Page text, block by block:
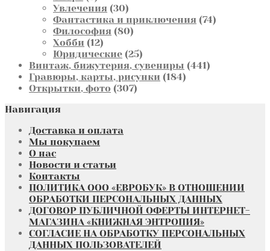
товара
Увлечения 3030
товаров
Фантастика и приключения 7474
Философия 8080
Хобби 1212
товаров
Юридические 2525
товаров
Винтаж, бижутерия, сувениры 441441
Гравюры, карты, рисунки 184184
Открытки, фото 307307
Навигация
Доставка и оплата
Мы покупаем
О нас
Новости и статьи
Контакты
ПОЛИТИКА ООО «ЕВРОБУК» В ОТНОШЕНИИ
ОБРАБОТКИ ПЕРСОНАЛЬНЫХ ДАННЫХ
ДОГОВОР ПУБЛИЧНОЙ ОФЕРТЫ ИНТЕРНЕТ-
МАГАЗИНА «КНИЖНАЯ ЭНТРОПИЯ»
СОГЛАСИЕ НА ОБРАБОТКУ ПЕРСОНАЛЬНЫХ
ДАННЫХ ПОЛЬЗОВАТЕЛЕЙ